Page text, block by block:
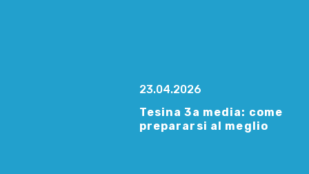
23.04.2026
Tesina 3a media: come
prepararsi al meglio